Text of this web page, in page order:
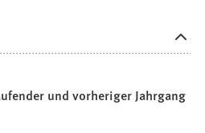
und vorheriger Jahrgang